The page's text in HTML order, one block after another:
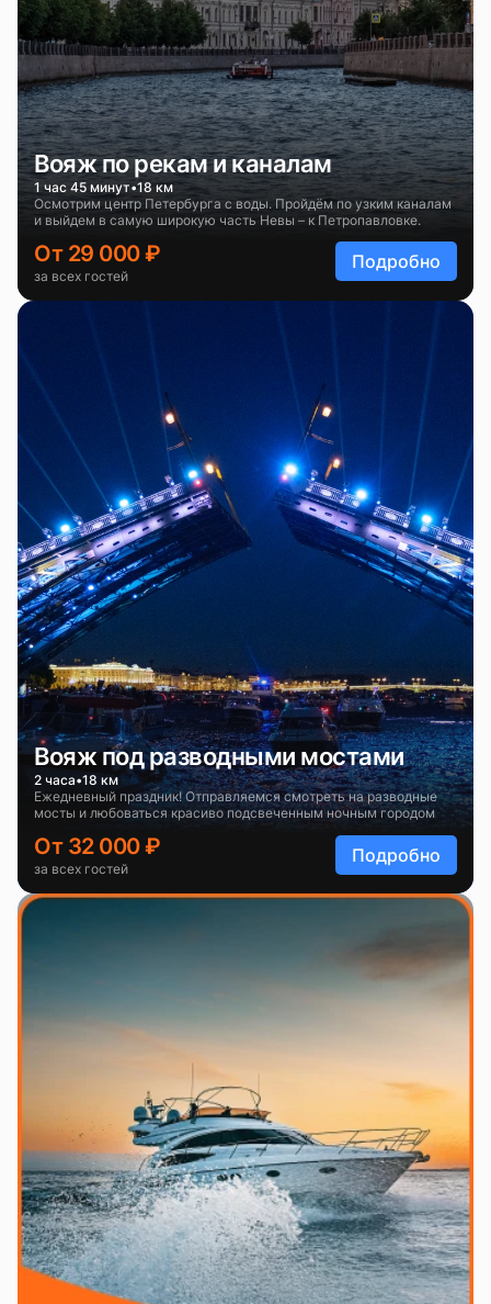
Вояж по рекам и каналам
1 час 45 минут 18 км
Осмотрим центр Петербурга с воды. Пройдём по узким каналам
и выйдем в самую широкую часть Невы – к Петропавловке.
От 29 000 ₽
за всех гостей
Подробно
Вояж под разводными мостами
2 часа 18 км
Ежедневный праздник! Отправляемся смотреть на разводные
мосты и любоваться красиво подсвеченным ночным городом
От 32 000 ₽
за всех гостей
Подробно